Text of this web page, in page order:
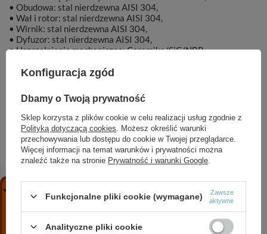
• Obudowa: stal nierdzewna AISI 304,
• Wał i rotor: stal nierdzewna AISI 304,
• Wirnik: stal nierdzewna AISI 304,
• Dyfuzor: stal nierdzewna AISI 304,
• Uszczelnienie mechaniczne: Ceramika/SiC/NBR,
Marka DAMBAT
Symbol KAT00860
ZOBACZ RÓWNIEŻ
Konfiguracja zgód
Dbamy o Twoją prywatność
Sklep korzysta z plików cookie w celu realizacji usług zgodnie z
Polityką dotyczącą cookies . Możesz określić warunki
przechowywania lub dostępu do cookie w Twojej przeglądarce.
Więcej informacji na temat warunków i prywatności można
znaleźć także na stronie Prywatność i warunki Google
Funkcjonalne pliki cookie (wymagane)
Zawsze
aktywne
Analityczne pliki cookie